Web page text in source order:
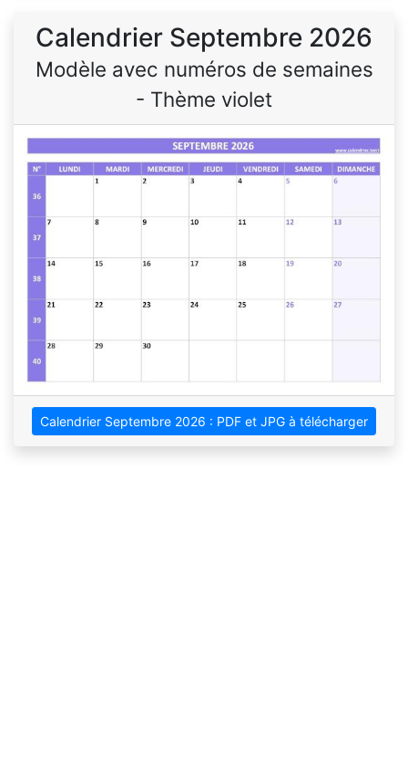
Calendrier Septembre 2026
Modèle avec numéros de semaines
- Thème violet
Calendrier Septembre 2026 : PDF et JPG à télécharger